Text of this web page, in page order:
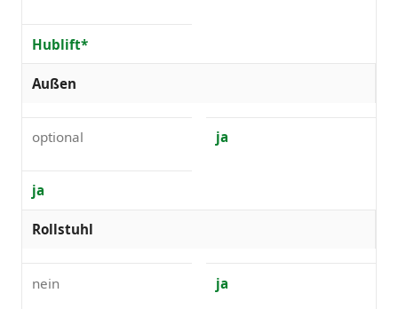
Hublift*
Außen
optional ja
ja
Rollstuhl
nein ja